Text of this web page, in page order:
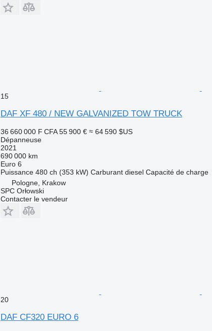
15
DAF XF 480 / NEW GALVANIZED TOW TRUCK
36 660 000 F CFA 55 900 € ≈ 64 590 $US
Dépanneuse
2021
690 000 km
Euro 6
Puissance 480 ch (353 kW) Carburant diesel Capacité de charge
Pologne, Krakow
SPC Orłowski
Contacter le vendeur
20
DAF CF320 EURO 6